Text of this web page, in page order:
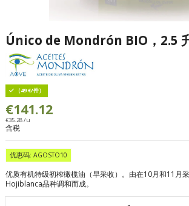
Único de Mondrón BIO，2.5
（49 €/件）
€141.12
€35.28 /u
含税
优惠码: AGOSTO10
优质有机特级初榨橄榄油（早采收）。由在10月和11月
Hojiblanca品种调和而成。